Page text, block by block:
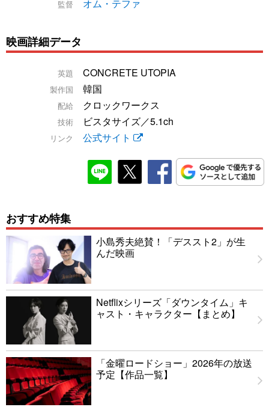
監督 オム・テファ
映画詳細データ
英題 CONCRETE UTOPIA
製作国 韓国
配給 クロックワークス
技術 ビスタサイズ／5.1ch
リンク 公式サイト
おすすめ特集
小島秀夫絶賛！「デススト2」が生
んだ映画
Netflixシリーズ「ダウンタイム」キ
ャスト・キャラクター【まとめ】
「金曜ロードショー」2026年の放送
予定【作品一覧】